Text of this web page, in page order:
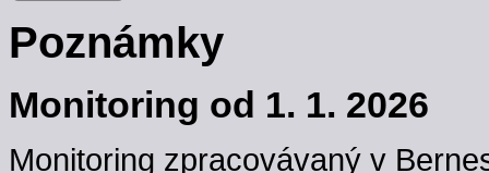
Poznámky
Monitoring od 1. 1. 2026
Monitoring zpracovávaný v